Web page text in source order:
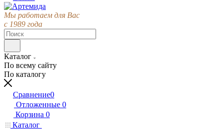
Мы работаем для Вас
с 1989 года
Каталог
По всему сайту
По каталогу
Сравнение0
Отложенные 0
Корзина 0
Каталог